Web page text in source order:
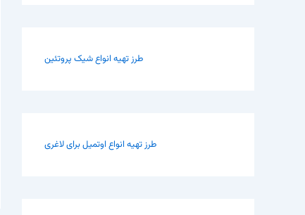
طرز تهیه انواع شیک پروتئین
طرز تهیه انواع اوتمیل برای لاغری